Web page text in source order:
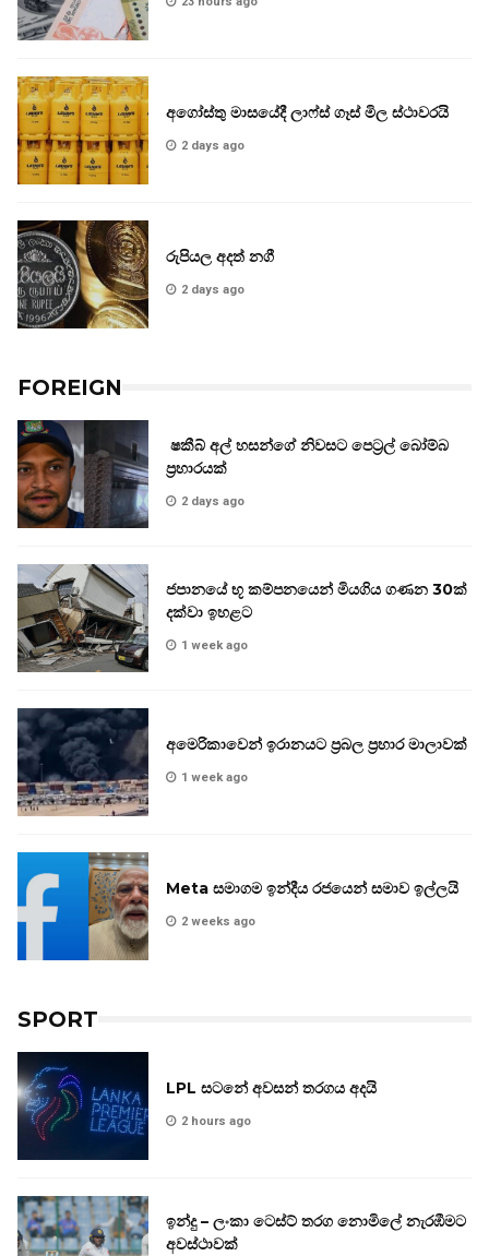
අගෝස්තු මාසයේදී ලාෆ්ස් ගෑස් මිල ස්ථාවරයි
2 days ago
රුපියල අදත් නගී
2 days ago
FOREIGN
ෂකීබ් අල් හසන්ගේ නිවසට පෙට්‍රල් බෝම්බ
ප්‍රහාරයක්
2 days ago
ජපානයේ භූ කම්පනයෙන් මියගිය ගණන 30ක්
දක්වා ඉහළට
1 week ago
අමෙරිකාවෙන් ඉරානයට ප්‍රබල ප්‍රහාර මාලාවක්
1 week ago
Meta සමාගම ඉන්දීය රජයෙන් සමාව ඉල්ලයි
2 weeks ago
SPORT
LPL සටනේ අවසන් තරගය අදයි
2 hours ago
ඉන්දු – ලංකා ටෙස්ට් තරග නොමිලේ නැරඹීමට
අවස්ථාවක්